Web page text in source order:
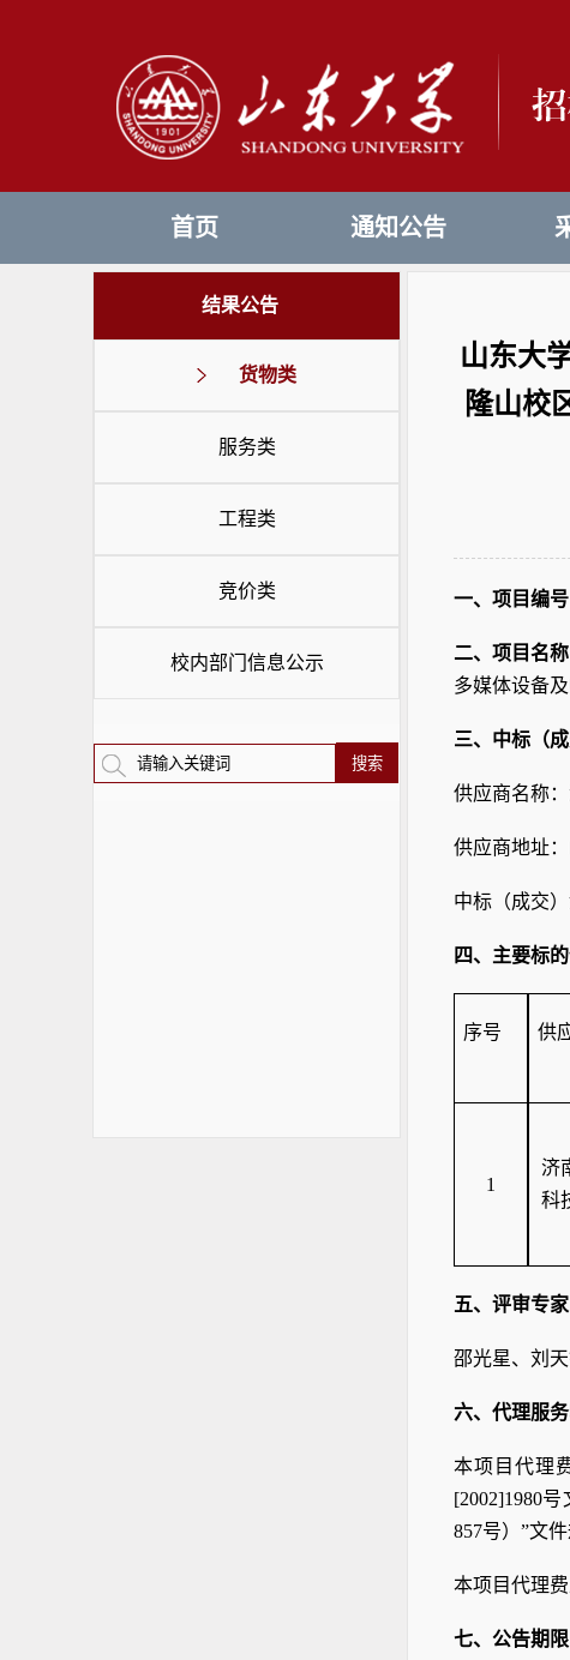
首页 通知公告
结果公告
货物类
服务类
工程类
竞价类
校内部门信息公示
山东大
隆山校
一、项目编号
二、项目名称
多媒体设备
三、中标（
供应商名称
供应商地址
中标（成交）
四、主要标
序号 供
1
济
科
五、评审专
邵光星、刘
六、代理服
本项目代理
[2002]1980
857号）”文
本项目代理
七、公告期限